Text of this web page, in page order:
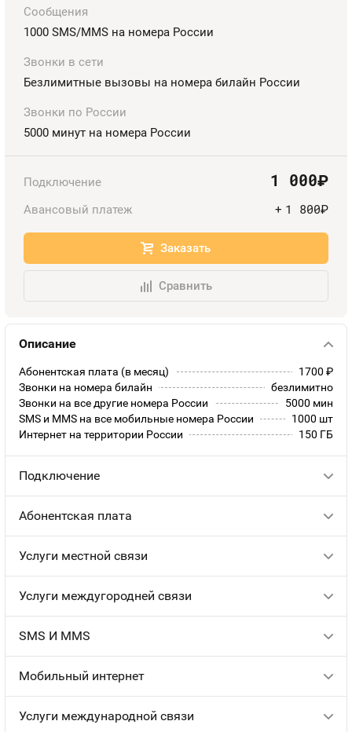
Тарифы
ЙОТА
Номера
Продать номер
Контакты
Сообщения
1000 SMS/MMS на номера России
Звонки в сети
Безлимитные вызовы на номера билайн России
Звонки по России
5000 минут на номера России
Подключение 1 000руб.
Авансовый платеж + 1 800руб.
Заказать
Сравнить
Описание
Абонентская плата (в месяц) 1700 руб.
Звонки на номера билайн
безлимитно
Звонки на все другие номера России
5000 мин
SMS и MMS на все мобильные номера России
1000 шт
Интернет на территории России
150 ГБ
Подключение
Абонентская плата
Услуги местной связи
Услуги междугородней связи
SMS И MMS
Мобильный интернет
Услуги международной связи